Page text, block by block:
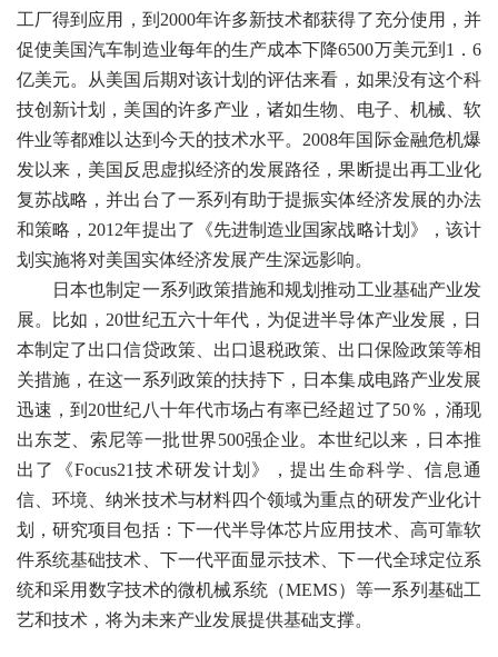
工厂得到应用，到2000年许多新技术都获得了充分使用，并
促使美国汽车制造业每年的生产成本下降6500万美元到1．6
亿美元。从美国后期对该计划的评估来看，如果没有这个科
技创新计划，美国的许多产业，诸如生物、电子、机械、软
件业等都难以达到今天的技术水平。2008年国际金融危机爆
发以来，美国反思虚拟经济的发展路径，果断提出再工业化
复苏战略，并出台了一系列有助于提振实体经济发展的办法
和策略，2012年提出了《先进制造业国家战略计划》，该计
划实施将对美国实体经济发展产生深远影响。
日本也制定一系列政策措施和规划推动工业基础产业发
展。比如，20世纪五六十年代，为促进半导体产业发展，日
本制定了出口信贷政策、出口退税政策、出口保险政策等相
关措施，在这一系列政策的扶持下，日本集成电路产业发展
迅速，到20世纪八十年代市场占有率已经超过了50％，涌现
出东芝、索尼等一批世界500强企业。本世纪以来，日本推
出了《Focus21技术研发计划》，提出生命科学、信息通
信、环境、纳米技术与材料四个领域为重点的研发产业化计
划，研究项目包括：下一代半导体芯片应用技术、高可靠软
件系统基础技术、下一代平面显示技术、下一代全球定位系
统和采用数字技术的微机械系统（MEMS）等一系列基础工
艺和技术，将为未来产业发展提供基础支撑。